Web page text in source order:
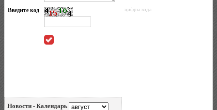
Введите код цифры кода
Новости - Календарь